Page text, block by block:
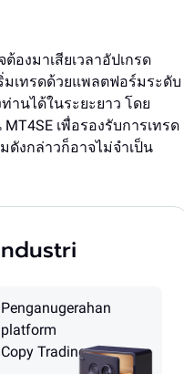
องมาเสียเวลาอัปเกรด
มเทรดด้วยแพลตฟอร์มระดับ
านได้ในระยะยาว โดย
เพื่อรองรับการเทรด
งกล่าวก็อาจไม่จำเป็น
Penganugerahan
platform
Copy Trading